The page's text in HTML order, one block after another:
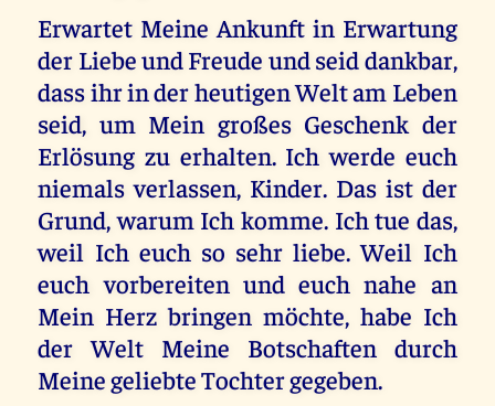
Erwartet Meine Ankunft in Erwartung
der Liebe und Freude und seid dankbar,
dass ihr in der heutigen Welt am Leben
seid, um Mein großes Geschenk der
Erlösung zu erhalten. Ich werde euch
niemals verlassen, Kinder. Das ist der
Grund, warum Ich komme. Ich tue das,
weil Ich euch so sehr liebe. Weil Ich
euch vorbereiten und euch nahe an
Mein Herz bringen möchte, habe Ich
der Welt Meine Botschaften durch
Meine geliebte Tochter gegeben.